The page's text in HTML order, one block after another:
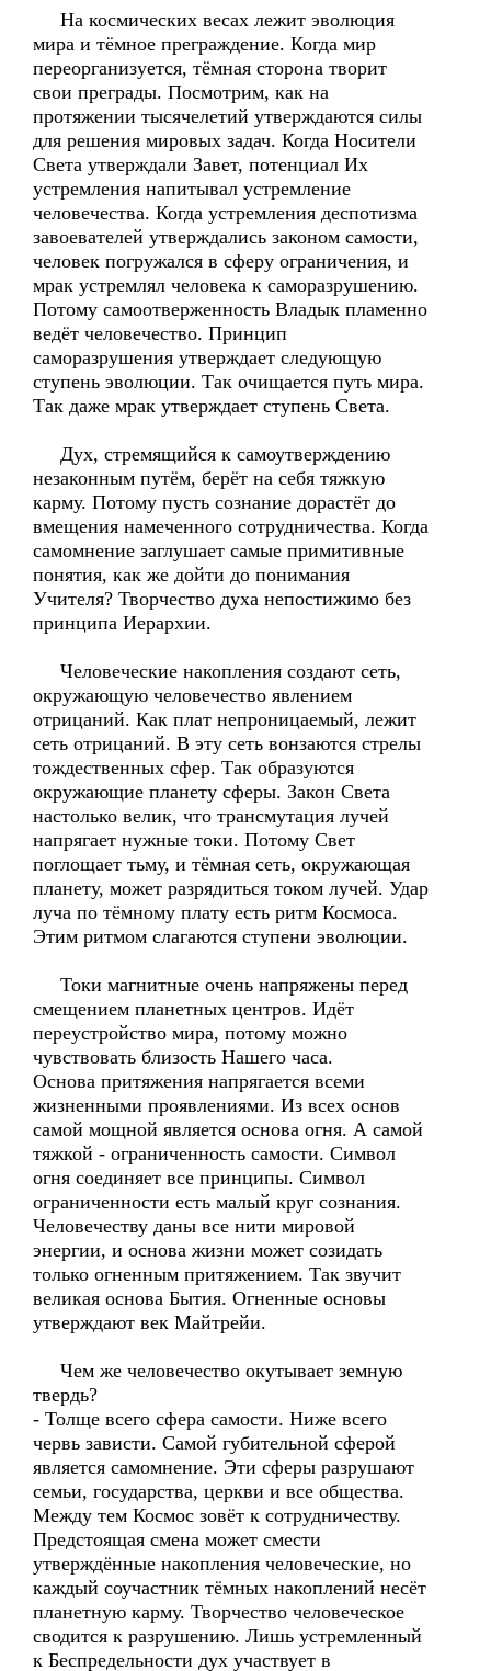
На космических весах лежит эволюция
мира и тёмное преграждение. Когда мир
переорганизуется, тёмная сторона творит
свои преграды. Посмотрим, как на
протяжении тысячелетий утверждаются силы
для решения мировых задач. Когда Носители
Света утверждали Завет, потенциал Их
устремления напитывал устремление
человечества. Когда устремления деспотизма
завоевателей утверждались законом самости,
человек погружался в сферу ограничения, и
мрак устремлял человека к саморазрушению.
Потому самоотверженность Владык пламенно
ведёт человечество. Принцип
саморазрушения утверждает следующую
ступень эволюции. Так очищается путь мира.
Так даже мрак утверждает ступень Света.
Дух, стремящийся к самоутверждению
незаконным путём, берёт на себя тяжкую
карму. Потому пусть сознание дорастёт до
вмещения намеченного сотрудничества. Когда
самомнение заглушает самые примитивные
понятия, как же дойти до понимания
Учителя? Творчество духа непостижимо без
принципа Иерархии.
Человеческие накопления создают сеть,
окружающую человечество явлением
отрицаний. Как плат непроницаемый, лежит
сеть отрицаний. В эту сеть вонзаются стрелы
тождественных сфер. Так образуются
окружающие планету сферы. Закон Света
настолько велик, что трансмутация лучей
напрягает нужные токи. Потому Свет
поглощает тьму, и тёмная сеть, окружающая
планету, может разрядиться током лучей. Удар
луча по тёмному плату есть ритм Космоса.
Этим ритмом слагаются ступени эволюции.
Токи магнитные очень напряжены перед
смещением планетных центров. Идёт
переустройство мира, потому можно
чувствовать близость Нашего часа.
Основа притяжения напрягается всеми
жизненными проявлениями. Из всех основ
самой мощной является основа огня. А самой
тяжкой - ограниченность самости. Символ
огня соединяет все принципы. Символ
ограниченности есть малый круг сознания.
Человечеству даны все нити мировой
энергии, и основа жизни может созидать
только огненным притяжением. Так звучит
великая основа Бытия. Огненные основы
утверждают век Майтрейи.
Чем же человечество окутывает земную
твердь?
- Толще всего сфера самости. Ниже всего
червь зависти. Самой губительной сферой
является самомнение. Эти сферы разрушают
семьи, государства, церкви и все общества.
Между тем Космос зовёт к сотрудничеству.
Предстоящая смена может смести
утверждённые накопления человеческие, но
каждый соучастник тёмных накоплений несёт
планетную карму. Творчество человеческое
сводится к разрушению. Лишь устремленный
к Беспредельности дух участвует в